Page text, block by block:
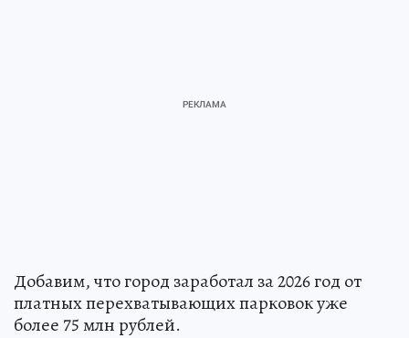
Добавим, что город заработал за 2026 год от
платных перехватывающих парковок уже
более 75 млн рублей.